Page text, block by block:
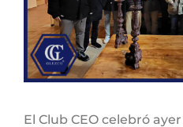
grande
El Club CEO celebró